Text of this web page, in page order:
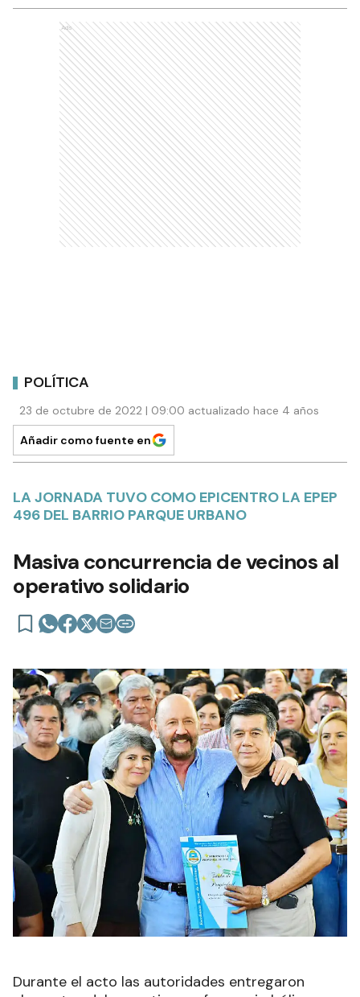
Ads
POLÍTICA
23 de octubre de 2022 | 09:00 actualizado hace 4 años
Añadir como fuente en
LA JORNADA TUVO COMO EPICENTRO LA EPEP
496 DEL BARRIO PARQUE URBANO
Masiva concurrencia de vecinos al
operativo solidario
Durante el acto las autoridades entregaron